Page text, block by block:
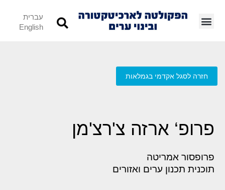
עברית
English
חזרה לסגל אקדמי בגמלאות
פרופ‘ ארזה צ'רצ'מן
פרופסור אמריטה
תוכנית תכנון ערים ואזורים